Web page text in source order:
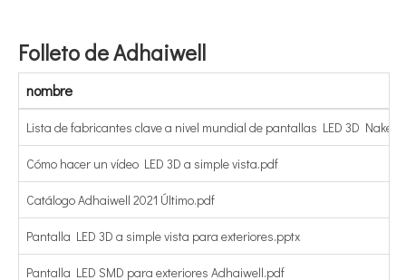
Folleto de Adhaiwell
nombre
Lista de fabricantes clave a nivel mundial de pantallas LED 3D Naked
Cómo hacer un vídeo LED 3D a simple vista.pdf
Catálogo Adhaiwell 2021 Último.pdf
Pantalla LED 3D a simple vista para exteriores.pptx
Pantalla LED SMD para exteriores Adhaiwell.pdf